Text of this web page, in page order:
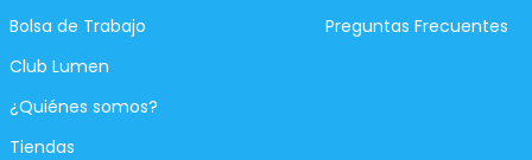
Bolsa de Trabajo
Club Lumen
¿Quiénes somos?
Tiendas
Preguntas Frecuentes